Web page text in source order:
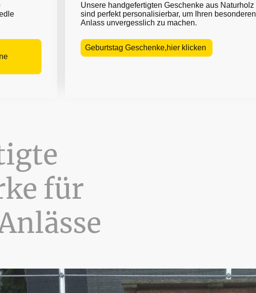
Unsere handgefertigten Geschenke aus Naturholz
sind perfekt personalisierbar, um Ihren besonderen
Anlass unvergesslich zu machen.
Geburtstag Geschenke,hier klicken
für